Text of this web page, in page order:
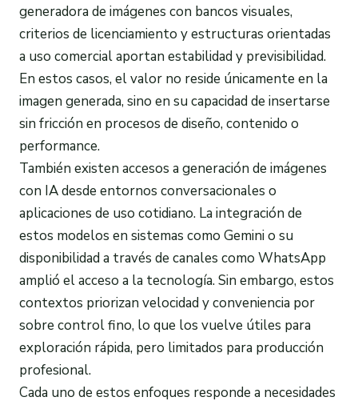
generadora de imágenes con bancos visuales,
criterios de licenciamiento y estructuras orientadas
a uso comercial aportan estabilidad y previsibilidad.
En estos casos, el valor no reside únicamente en la
imagen generada, sino en su capacidad de insertarse
sin fricción en procesos de diseño, contenido o
performance.
También existen accesos a generación de imágenes
con IA desde entornos conversacionales o
aplicaciones de uso cotidiano. La integración de
estos modelos en sistemas como Gemini o su
disponibilidad a través de canales como WhatsApp
amplió el acceso a la tecnología. Sin embargo, estos
contextos priorizan velocidad y conveniencia por
sobre control fino, lo que los vuelve útiles para
exploración rápida, pero limitados para producción
profesional.
Cada uno de estos enfoques responde a necesidades